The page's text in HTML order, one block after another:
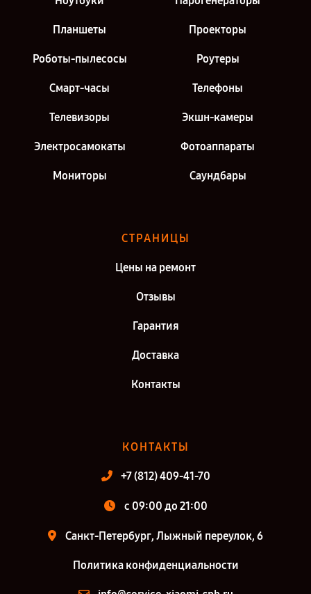
Планшеты Проекторы
Роботы-пылесосы Роутеры
Смарт-часы Телефоны
Телевизоры Экшн-камеры
Электросамокаты Фотоаппараты
Мониторы Саундбары
СТРАНИЦЫ
Цены на ремонт
Отзывы
Гарантия
Доставка
Контакты
КОНТАКТЫ
+7 (812) 409-41-70
c 09:00 до 21:00
Санкт-Петербург, Лыжный переулок, 6
Политика конфиденциальности